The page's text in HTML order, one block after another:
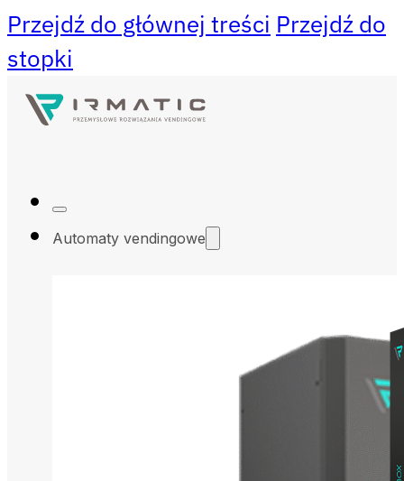
Przejdź do głównej treści Przejdź do
stopki
Automaty vendingowe